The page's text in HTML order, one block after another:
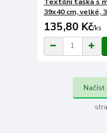
39x40 cm, velké,
135,80 Kč/ks
Načíst